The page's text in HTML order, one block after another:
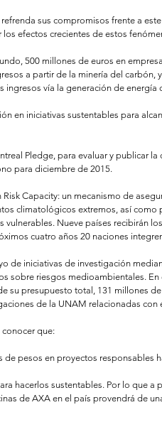
sus compromisos frente a
efectos crecientes de estos
500 millones de euros en
a partir de la minería del carbón,
ingresos vía la generación de energía
en iniciativas sustentables para
Pledge, para evaluar y publicar
para diciembre de 2015.
Capacity: un mecanismo de
climatológicos extremos, así como
vulnerables. Nueve países recibirán
cuatro años 20 naciones
de iniciativas de investigación
sobre riesgos medioambientales.
su presupuesto total, 131 millones
de la UNAM relacionadas con
conocer que:
de pesos en proyectos responsables
hacerlos sustentables. Por lo que a
de AXA en el país provendrá de